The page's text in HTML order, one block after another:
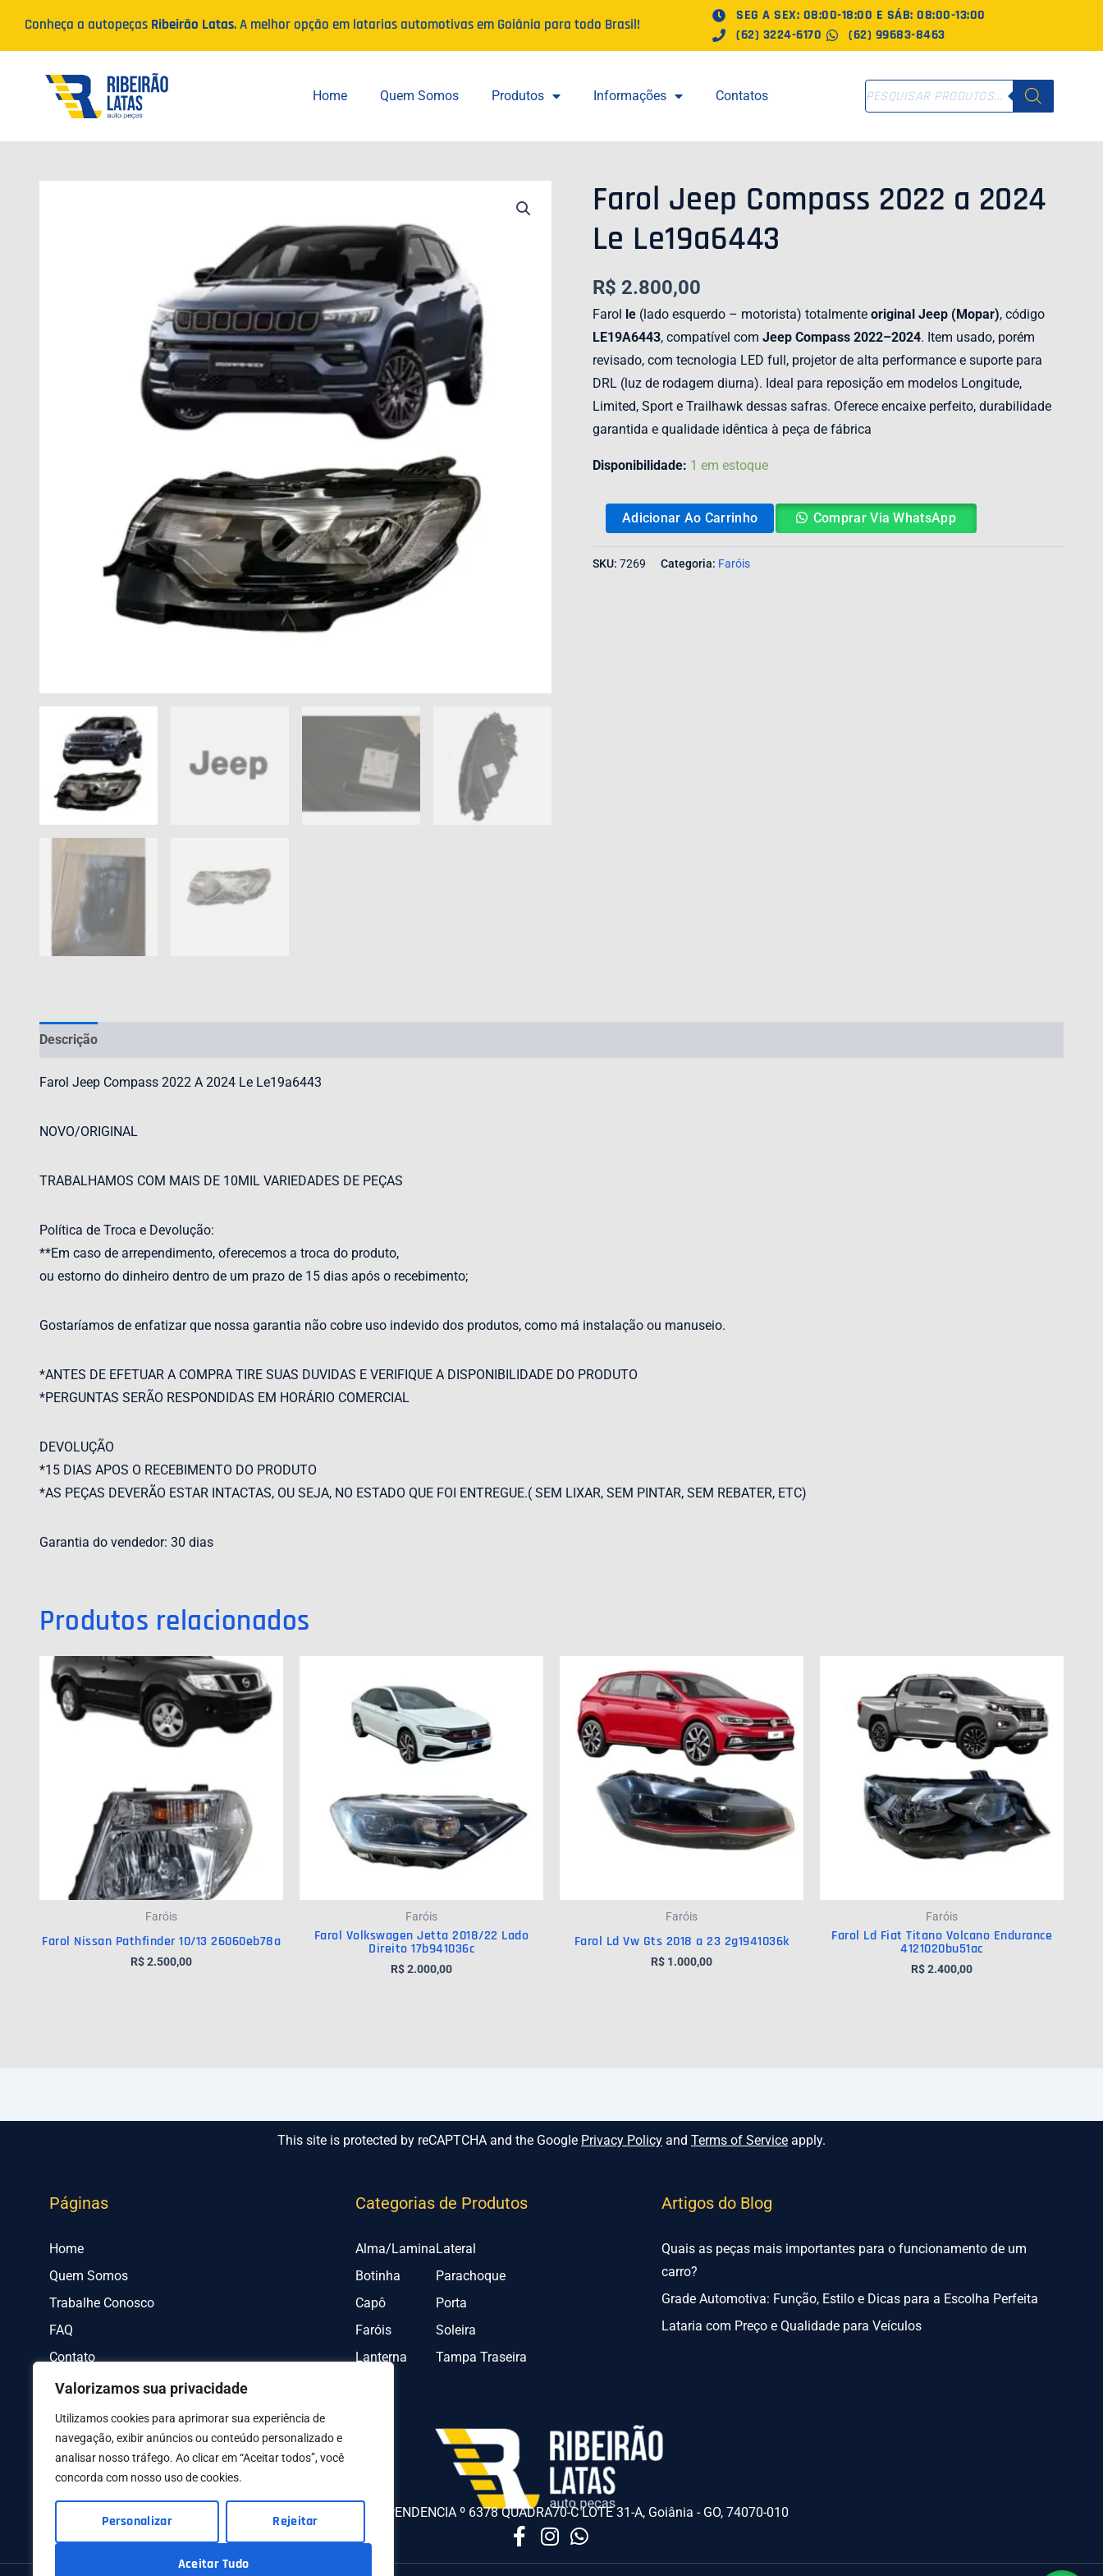
Valorizamos sua privacidade
Utilizamos cookies para aprimorar sua experiência de
navegação, exibir anúncios ou conteúdo personalizado e
analisar nosso tráfego. Ao clicar em “Aceitar todos”, você
concorda com nosso uso de cookies.
Personalizar Rejeitar
Aceitar Tudo
o
conteúdo
Conheça a autopeças Ribeirão Latas. A melhor opção em latarias automotivas em Goiânia para todo Brasil!
SEG A SEX: 08:00-18:00 E SÁB: 08:00-13:00
(62) 3224-6170
(62) 99683-8463
Home Quem Somos Produtos Informações Contatos
PESQUISAR
PRODUTOS
Farol Jeep Compass 2022 a 2024
Le Le19a6443
R$ 2.800,00
Farol le(lado esquerdo – motorista) totalmente original Jeep (Mopar), código
LE19A6443, compatível com Jeep Compass 2022–2024. Item usado, porém
revisado, com tecnologia LED full, projetor de alta performance e suporte para
DRL (luz de rodagem diurna). Ideal para reposição em modelos Longitude,
Limited, Sport e Trailhawk dessas safras. Oferece encaixe perfeito, durabilidade
garantida e qualidade idêntica à peça de fábrica
Disponibilidade: 1 em estoque
FAROL
JEEP
COMPASS
2022
2024
LE
LE19A6443
QUANTIDADE
Adicionar Ao Carrinho Comprar Via WhatsApp
SKU: 7269 Categoria: Faróis
Descrição
Farol Jeep Compass 2022 A 2024 Le Le19a6443
NOVO/ORIGINAL
TRABALHAMOS COM MAIS DE 10MIL VARIEDADES DE PEÇAS
Política de Troca e Devolução:
**Em caso de arrependimento, oferecemos a troca do produto,
ou estorno do dinheiro dentro de um prazo de 15 dias após o recebimento;
Gostaríamos de enfatizar que nossa garantia não cobre uso indevido dos produtos, como má instalação ou manuseio.
*ANTES DE EFETUAR A COMPRA TIRE SUAS DUVIDAS E VERIFIQUE A DISPONIBILIDADE DO PRODUTO
*PERGUNTAS SERÃO RESPONDIDAS EM HORÁRIO COMERCIAL
DEVOLUÇÃO
*15 DIAS APOS O RECEBIMENTO DO PRODUTO
*AS PEÇAS DEVERÃO ESTAR INTACTAS, OU SEJA, NO ESTADO QUE FOI ENTREGUE.( SEM LIXAR, SEM PINTAR, SEM REBATER, ETC)
Garantia do vendedor: 30 dias
Produtos relacionados
Faróis
Farol Nissan Pathfinder 10/13 26060eb78a
R$2.500,00
Faróis
Farol Volkswagen Jetta 2018/22 Lado
Direito 17b941036c
R$2.000,00
Faróis
Farol Ld Vw Gts 2018 a 23 2g1941036k
R$ 1.000,00
Faróis
Farol Ld Fiat Titano Volcano Endurance
4121020bu51ac
R$2.400,00
This site is protected by reCAPTCHA and the Google Privacy Policy and Terms of Service apply.
Páginas
Home
Quem Somos
Trabalhe Conosco
FAQ
Contato
Categorias de Produtos
Alma/Lamina
Botinha
Capô
Faróis
Lanterna
Lateral
Parachoque
Porta
Soleira
Tampa Traseira
Artigos do Blog
Quais as peças mais importantes para o funcionamento de um
carro?
Grade Automotiva: Função, Estilo e Dicas para a Escolha Perfeita
Lataria com Preço e Qualidade para Veículos
AV INDEPENDENCIA º 6378 QUADRA70-C LOTE 31-A, Goiânia - GO, 74070-010